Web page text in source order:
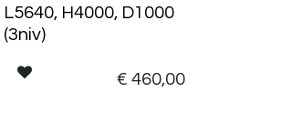
L5640, H4000, D1000
(3niv)
€ 460,00